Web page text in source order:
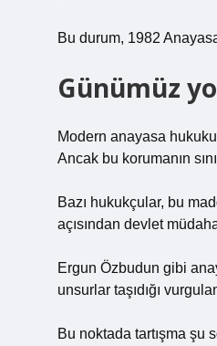
Bu durum, 1982
Günümüz
Modern anayasa
Ancak bu korumanın
Bazı hukukçular, bu
açısından devlet
Ergun Özbudun gibi
unsurlar taşıdığı
Bu noktada tartışma şu